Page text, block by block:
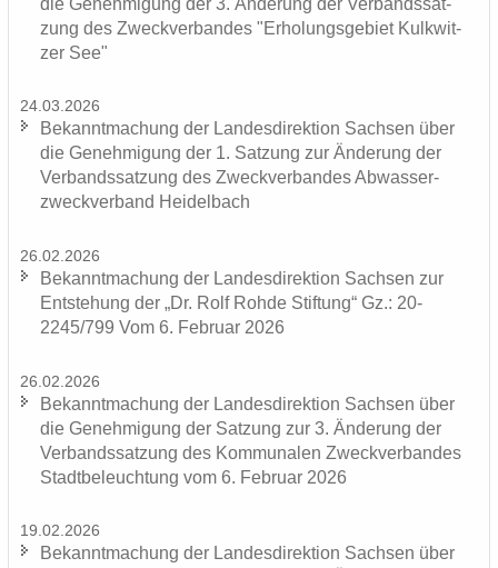
zung des Zweck­ver­ban­des "Er­ho­lungs­ge­biet Kulk­wit­
zer See"
24.03.2026
Be­kannt­ma­chung der Lan­des­di­rek­ti­on Sach­sen über
die Ge­neh­mi­gung der 1. Sat­zung zur Än­de­rung der
Ver­bands­sat­zung des Zweck­ver­ban­des Ab­was­ser­
zweck­ver­band Hei­del­bach
26.02.2026
Be­kannt­ma­chung der Lan­des­di­rek­ti­on Sach­sen zur
Ent­ste­hung der „Dr. Rolf Rohde Stif­tung“ Gz.: 20-
2245/799 Vom 6. Fe­bru­ar 2026
26.02.2026
Be­kannt­ma­chung der Lan­des­di­rek­ti­on Sach­sen über
die Ge­neh­mi­gung der Sat­zung zur 3. Än­de­rung der
Ver­bands­sat­zung des Kom­mu­na­len Zweck­ver­ban­des
Stadt­be­leuch­tung vom 6. Fe­bru­ar 2026
19.02.2026
Be­kannt­ma­chung der Lan­des­di­rek­ti­on Sach­sen über